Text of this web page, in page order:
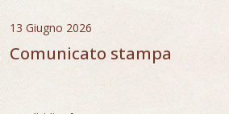
13 Giugno 2026
Comunicato stampa